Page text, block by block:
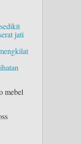
jati
mebel